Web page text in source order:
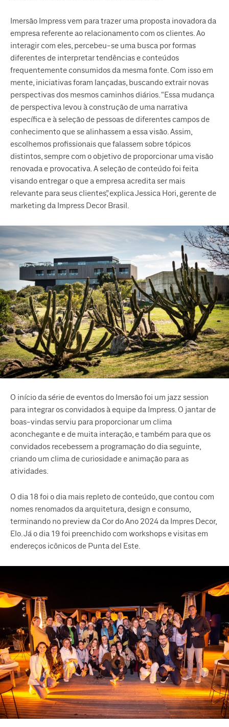
Imersão Impress vem para trazer uma proposta inovadora da
empresa referente ao relacionamento com os clientes. Ao
interagir com eles, percebeu-se uma busca por formas
diferentes de interpretar tendências e conteúdos
frequentemente consumidos da mesma fonte. Com isso em
mente, iniciativas foram lançadas, buscando extrair novas
perspectivas dos mesmos caminhos diários. “Essa mudança
de perspectiva levou à construção de uma narrativa
específica e à seleção de pessoas de diferentes campos de
conhecimento que se alinhassem a essa visão. Assim,
escolhemos profissionais que falassem sobre tópicos
distintos, sempre com o objetivo de proporcionar uma visão
renovada e provocativa. A seleção de conteúdo foi feita
visando entregar o que a empresa acredita ser mais
relevante para seus clientes”, explica Jessica Hori, gerente de
marketing da Impress Decor Brasil.
O início da série de eventos do Imersão foi um jazz session
para integrar os convidados à equipe da Impress. O jantar de
boas-vindas serviu para proporcionar um clima
aconchegante e de muita interação, e também para que os
convidados recebessem a programação do dia seguinte,
criando um clima de curiosidade e animação para as
atividades.
O dia 18 foi o dia mais repleto de conteúdo, que contou com
nomes renomados da arquitetura, design e consumo,
terminando no preview da Cor do Ano 2024 da Impres Decor,
Elo. Já o dia 19 foi preenchido com workshops e visitas em
endereços icônicos de Punta del Este.